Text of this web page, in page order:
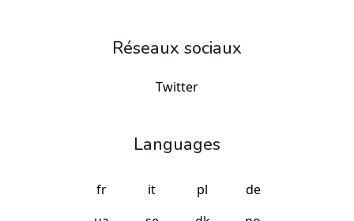
Réseaux sociaux
Twitter
Languages
fr it pl
de